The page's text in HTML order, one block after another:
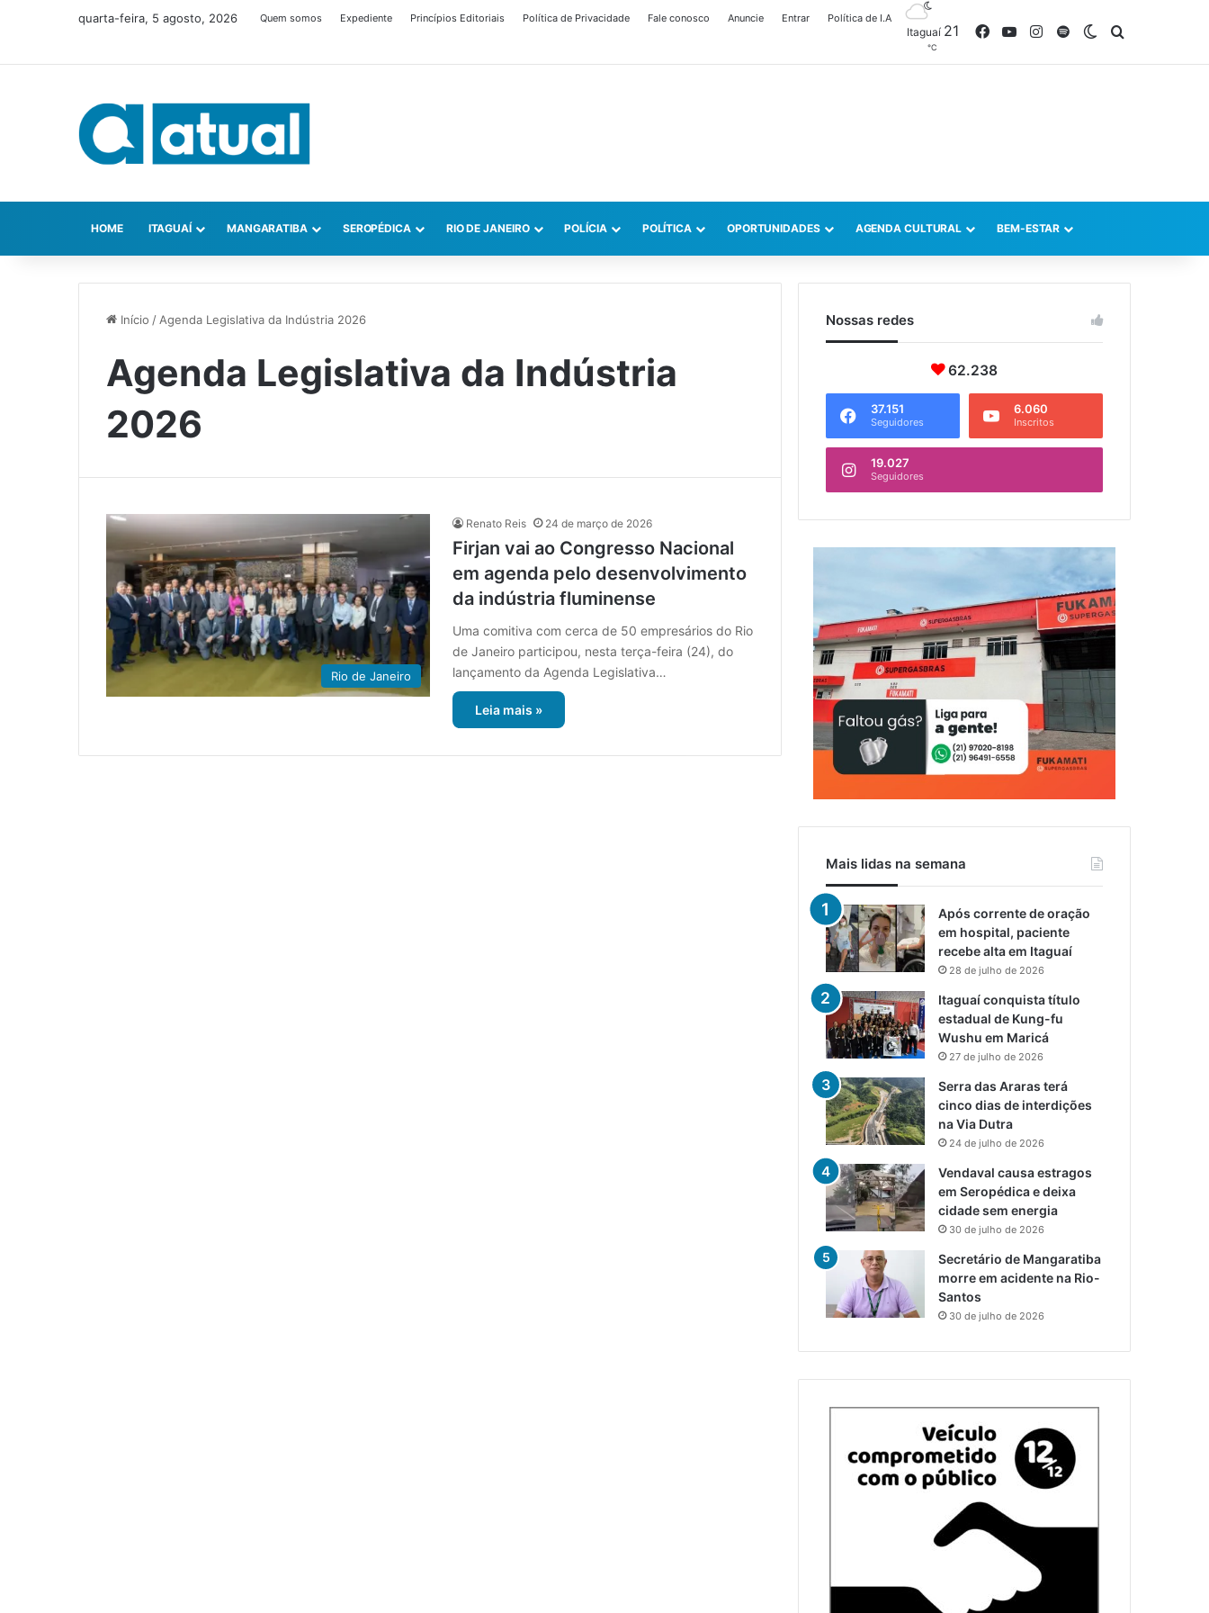
quarta-feira, 5 agosto, 2026 Quem somos Expediente Princípios Editoriais Política de Privacidade Fale conosco Anuncie Entrar Política de I.A
Itaguaí 21
℃
FacebookYouTubeInstagram
SpotifySwitch skin
HOME ITAGUAÍ MANGARATIBA SEROPÉDICA RIO DE JANEIRO POLÍCIA POLÍTICA OPORTUNIDADES AGENDA CULTURAL BEM-ESTAR
Início /Agenda Legislativa da Indústria 2026
Agenda Legislativa da Indústria
2026
Rio de Janeiro
Renato Reis 24 de março de 2026
Firjan vai ao Congresso Nacional
em agenda pelo desenvolvimento
da indústria fluminense
Uma comitiva com cerca de 50 empresários do Rio
de Janeiro participou, nesta terça-feira (24), do
lançamento da Agenda Legislativa…
Leia mais »
Nossas redes
62.238
37.151
Seguidores
6.060
Inscritos
19.027
Seguidores
Mais lidas na semana
Após corrente de oração
em hospital, paciente
recebe alta em Itaguaí
28 de julho de 2026
Itaguaí conquista título
estadual de Kung-fu
Wushu em Maricá
27 de julho de 2026
Serra das Araras terá
cinco dias de interdições
na Via Dutra
24 de julho de 2026
Vendaval causa estragos
em Seropédica e deixa
cidade sem energia
30 de julho de 2026
Secretário de Mangaratiba
morre em acidente na Rio-
Santos
30 de julho de 2026